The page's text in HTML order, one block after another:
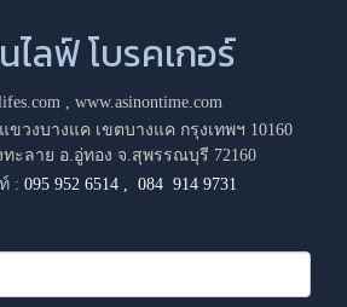
ไลฟ์ โบรคเกอร์
, www.asinontime.com
ขวงบางแค เขตบางแค กรุงเทพฯ 10160
ทะลาย อ.อู่ทอง จ.สุพรรณบุรี 72160
: 095 952 6514 ,084 914 9731